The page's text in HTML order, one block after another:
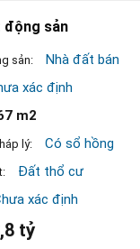
động sản
sản: Nhà đất bán
xác định
m2
lý: Có sổ hồng
Đất thổ cư
xác định
tỷ